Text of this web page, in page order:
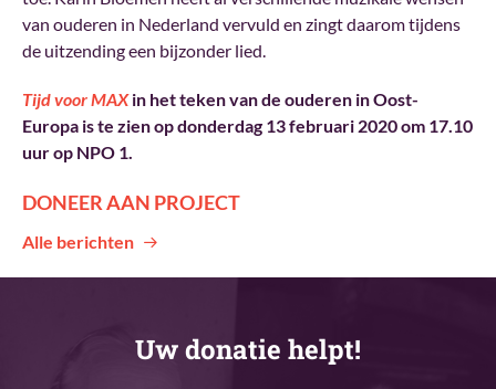
van ouderen in Nederland vervuld en zingt daarom tijdens
de uitzending een bijzonder lied.
Tijd voor MAXin het teken van de ouderen in Oost-
Europa is te zien op donderdag 13 februari 2020 om 17.10
uur op NPO 1.
DONEER AAN PROJECT
Alle berichten
Uw donatie helpt!